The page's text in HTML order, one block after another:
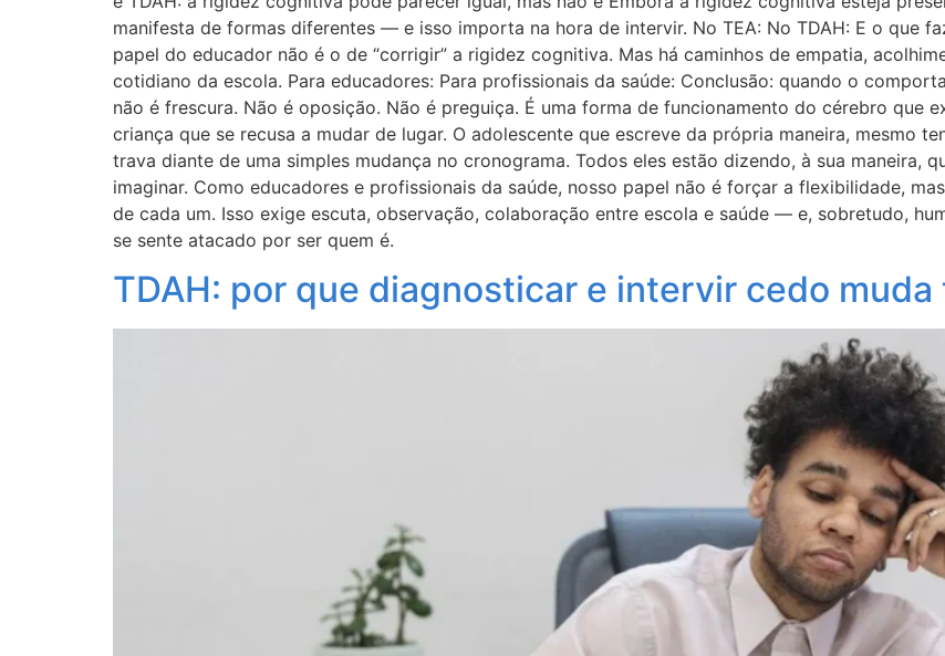
manifesta de formas diferentes — e isso importa na hora de intervir. No TEA: No TDAH: E o que
papel do educador não é o de “corrigir” a rigidez cognitiva. Mas há caminhos de empatia,
cotidiano da escola. Para educadores: Para profissionais da saúde: Conclusão: quando o
não é frescura. Não é oposição. Não é preguiça. É uma forma de funcionamento do cérebro que
criança que se recusa a mudar de lugar. O adolescente que escreve da própria maneira, mesmo
trava diante de uma simples mudança no cronograma. Todos eles estão dizendo, à sua maneira,
imaginar. Como educadores e profissionais da saúde, nosso papel não é forçar a flexibilidade,
de cada um. Isso exige escuta, observação, colaboração entre escola e saúde — e, sobretudo,
se sente atacado por ser quem é.
TDAH: por que diagnosticar e intervir cedo muda